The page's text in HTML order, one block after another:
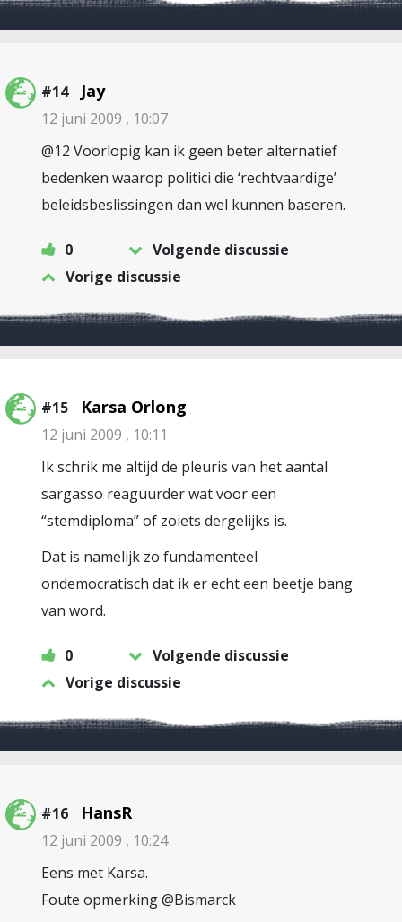
#14 Jay
12 juni 2009 , 10:07
@12 Voorlopig kan ik geen beter alternatief
bedenken waarop politici die ‘rechtvaardige’
beleidsbeslissingen dan wel kunnen baseren.
0
Volgende discussie
Vorige discussie
#15 Karsa Orlong
12 juni 2009 , 10:11
Ik schrik me altijd de pleuris van het aantal
sargasso reaguurder wat voor een
“stemdiploma” of zoiets dergelijks is.
Dat is namelijk zo fundamenteel
ondemocratisch dat ik er echt een beetje bang
van word.
0
Volgende discussie
Vorige discussie
#16 HansR
12 juni 2009 , 10:24
Eens met Karsa.
Foute opmerking @Bismarck